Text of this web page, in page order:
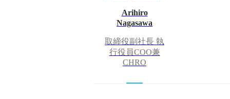
Arihiro
Nagasawa
取締役副社長 執
行役員COO兼
CHRO